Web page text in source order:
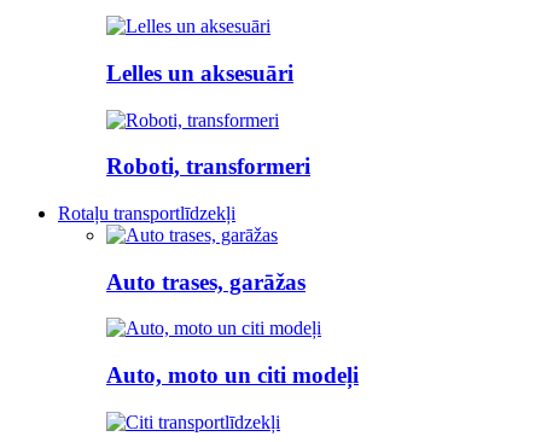
Lelles un aksesuāri
Roboti, transformeri
Rotaļu transportlīdzekļi
Auto trases, garāžas
Auto, moto un citi modeļi